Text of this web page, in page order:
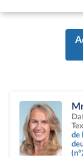
de